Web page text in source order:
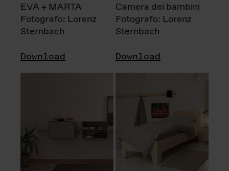
EVA + MARTA
Fotografo: Lorenz
Sternbach
Download
Camera dei bambini
Fotografo: Lorenz
Sternbach
Download